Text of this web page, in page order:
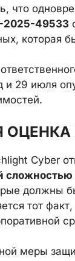
что
2025-49533
которая
29 июля
Cyber
сложностью
должны
тот
меры